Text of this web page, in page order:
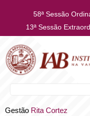
58ª Sessão
13ª Sessão
Gestão Rita Cortez